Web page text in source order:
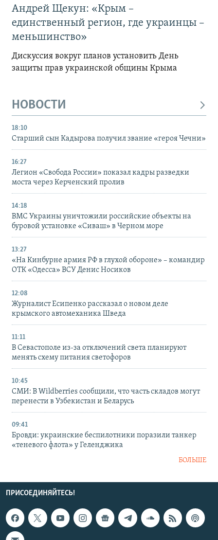
Андрей Щекун: «Крым –
единственный регион, где украинцы –
меньшинство»
Дискуссия вокруг планов установить День
защиты прав украинской общины Крыма
НОВОСТИ
18:10
Старший сын Кадырова получил звание «героя Чечни»
16:27
Легион «Свобода России» показал кадры разведки
моста через Керченский пролив
14:18
ВМС Украины уничтожили российские объекты на
буровой установке «Сиваш» в Черном море
13:27
«На Кинбурне армия РФ в глухой обороне» – командир
ОТК «Одесса» ВСУ Денис Носиков
12:08
Журналист Есипенко рассказал о новом деле
крымского автомеханика Шведа
11:11
В Севастополе из-за отключений света планируют
менять схему питания светофоров
10:45
СМИ: В Wildberries сообщили, что часть складов могут
перенести в Узбекистан и Беларусь
09:41
Бровди: украинские беспилотники поразили танкер
«теневого флота» у Геленджика
БОЛЬШЕ
ПРИСОЕДИНЯЙТЕСЬ!